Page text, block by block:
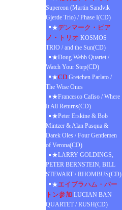
Supereon (Martin Sandvik
Gjerde Trio) / Phase I(CD)
★デンマーク・ピア
ノ・トリオ KOSMOS
TRIO / and the Sun(CD)
★Doug Webb Quartet /
Watch Your Step(CD)
★CD Gretchen Parlato /
The Wise Ones
★Francesco Cafiso / Where
It All Returns(CD)
★Peter Erskine & Bob
Mintzer & Alan Pasqua &
Darek Oles / Four Gentlemen
of Verona(CD)
★LARRY GOLDINGS,
PETER BERNSTEIN, BILL
STEWART / RHOMBUS(CD)
★エイブラハム・バー
トン参加 LUCIAN BAN
QUARTET / RUSH(CD)